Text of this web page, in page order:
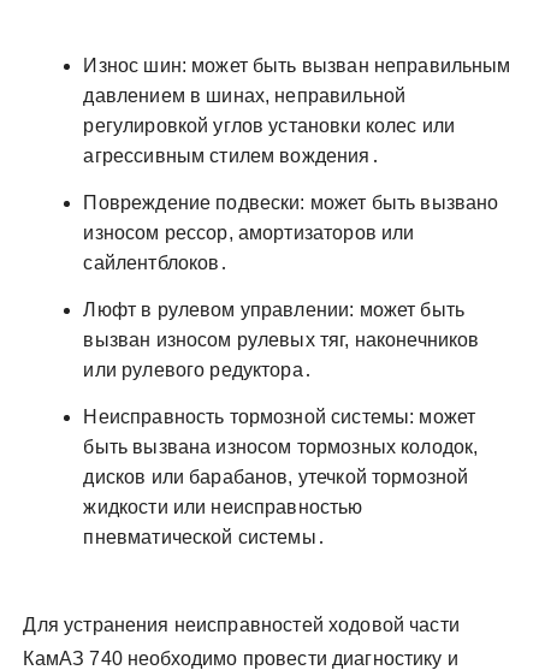
Износ шин: может быть вызван неправильным
давлением в шинах, неправильной
регулировкой углов установки колес или
агрессивным стилем вождения․
Повреждение подвески: может быть вызвано
износом рессор, амортизаторов или
сайлентблоков․
Люфт в рулевом управлении: может быть
вызван износом рулевых тяг, наконечников
или рулевого редуктора․
Неисправность тормозной системы: может
быть вызвана износом тормозных колодок,
дисков или барабанов, утечкой тормозной
жидкости или неисправностью
пневматической системы․
Для устранения неисправностей ходовой части
КамАЗ 740 необходимо провести диагностику и